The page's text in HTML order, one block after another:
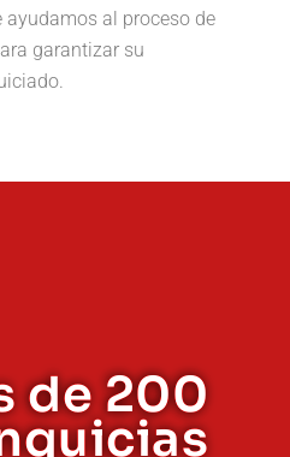
ayudamos al proceso de
garantizar su
de 200